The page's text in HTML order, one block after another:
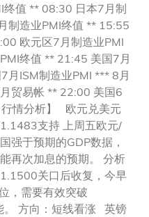
值 ** 08:30 日本7月制
制造业PMI终值 ** 15:55
欧元区7月制造业PMI
终值 ** 21:45 美国7月
月ISM制造业PMI *** 8月
贸易帐 ** 22:00 美国6
情分析】 欧元兑美元
支持 上周五欧元/
强于预期的GDP数据，
再次加息的预期。 分析
关口后收复，今早
，需要有效突破
。 方向：短线看涨 英镑